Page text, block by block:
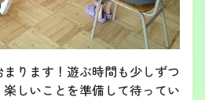
ります！遊ぶ時間も少しずつ
しいことを準備して待ってい